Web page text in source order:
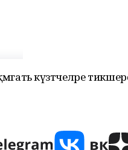
күзәтчеләре